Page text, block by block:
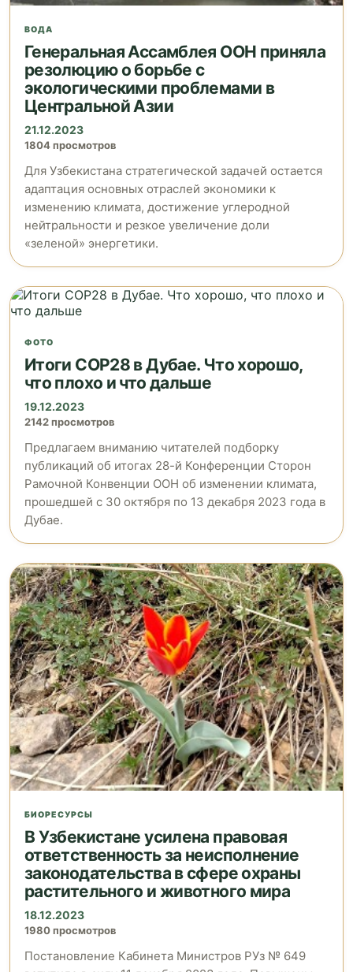
ВОДА
Генеральная Ассамблея ООН приняла
резолюцию о борьбе с
экологическими проблемами в
Центральной Азии
21.12.2023
1804 просмотров
Для Узбекистана стратегической задачей остается
адаптация основных отраслей экономики к
изменению климата, достижение углеродной
нейтральности и резкое увеличение доли
«зеленой» энергетики.
ФОТО
Итоги COP28 в Дубае. Что хорошо,
что плохо и что дальше
19.12.2023
2142 просмотров
Предлагаем вниманию читателей подборку
публикаций об итогах 28-й Конференции Сторон
Рамочной Конвенции ООН об изменении климата,
прошедшей с 30 октября по 13 декабря 2023 года в
Дубае.
БИОРЕСУРСЫ
В Узбекистане усилена правовая
ответственность за неисполнение
законодательства в сфере охраны
растительного и животного мира
18.12.2023
1980 просмотров
Постановление Кабинета Министров РУз № 649